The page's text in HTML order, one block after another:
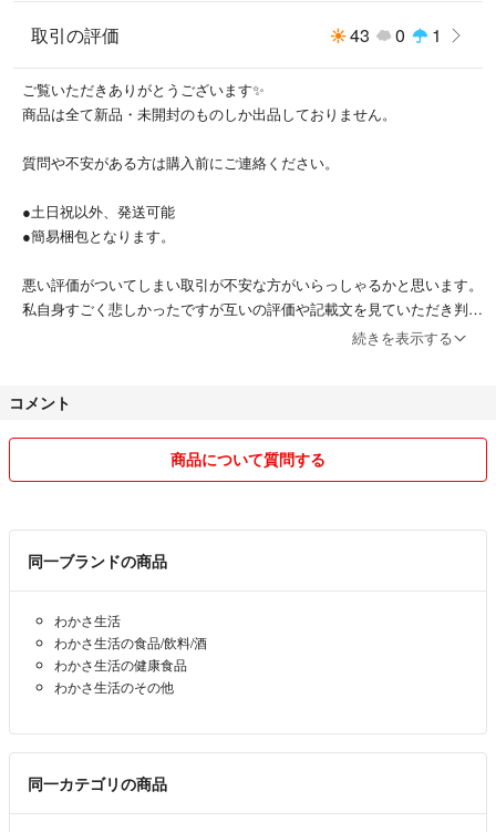
取引の評価 43 0 1
ご覧いただきありがとうございます✨
商品は全て新品・未開封のものしか出品しておりません。
質問や不安がある方は購入前にご連絡ください。
●土日祝以外、発送可能
●簡易梱包となります。
悪い評価がついてしまい取引が不安な方がいらっしゃるかと思います。
私自身すごく悲しかったですが互いの評価や記載文を見ていただき判断
続きを表示する
コメント
商品について質問する
同一ブランドの商品
わかさ生活
わかさ生活の食品/飲料/酒
わかさ生活の健康食品
わかさ生活のその他
同一カテゴリの商品